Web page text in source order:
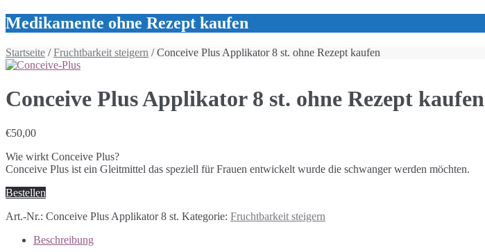
Medikamente ohne Rezept kaufen
Startseite /Fruchtbarkeit steigern / Conceive Plus Applikator 8 st. ohne Rezept kaufen
Conceive Plus Applikator 8 st. ohne Rezept kaufen
€50,00
Wie wirkt Conceive Plus?
Conceive Plus ist ein Gleitmittel das speziell für Frauen entwickelt wurde die schwanger werden möchten.
Bestellen
Art.-Nr.: Conceive Plus Applikator 8 st. Kategorie: Fruchtbarkeit steigern
Beschreibung